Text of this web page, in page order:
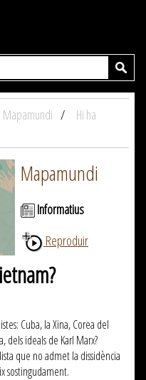
Mapamundi
Hi ha
Mapamundi
Informatius
Reproduir
Cuba, la Xina, Corea del
dels ideals de Karl Marx?
que no admet la dissidència
sostingudament.